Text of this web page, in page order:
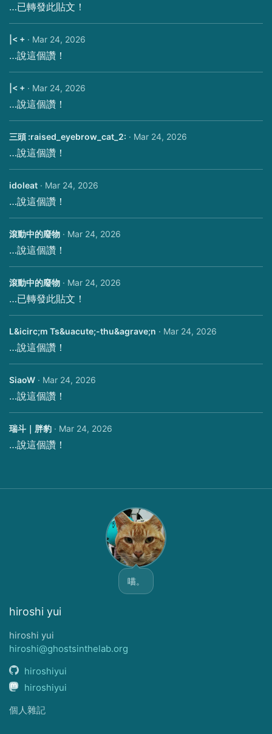
…已轉發此貼文！
|< + · Mar 24, 2026
…說這個讚！
|< + · Mar 24, 2026
…說這個讚！
三頭 :raised_eyebrow_cat_2: · Mar 24, 2026
…說這個讚！
idoleat · Mar 24, 2026
…說這個讚！
滾動中的廢物 · Mar 24, 2026
…說這個讚！
滾動中的廢物 · Mar 24, 2026
…已轉發此貼文！
L&icirc;m Ts&uacute;-thu&agrave;n · Mar 24, 2026
…說這個讚！
SiaoW · Mar 24, 2026
…說這個讚！
瑞斗｜胖豹 · Mar 24, 2026
…說這個讚！
喵。
hiroshi yui
hiroshi yui
hiroshi@ghostsinthelab.org
hiroshiyui
hiroshiyui
個人雜記